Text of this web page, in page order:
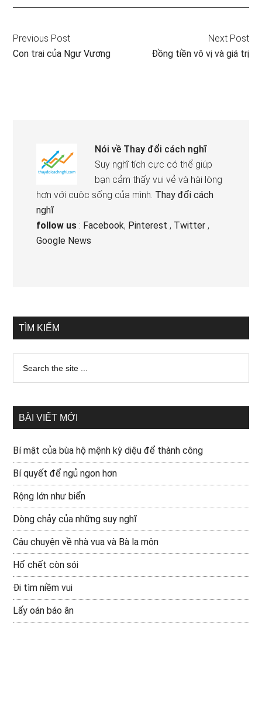
Previous Post
Con trai của Ngư Vương
Next Post
Đồng tiền vô vị và giá trị
Nói về Thay đổi cách nghĩ
Suy nghĩ tích cực có thể giúp
bạn cảm thấy vui vẻ và hài lòng
hơn với cuộc sống của mình. Thay đổi cách
nghĩ
follow us : Facebook, Pinterest , Twitter ,
Google News
TÌM KIẾM
BÀI VIẾT MỚI
Bí mật của bùa hộ mệnh kỳ diệu để thành công
Bí quyết để ngủ ngon hơn
Rộng lớn như biển
Dòng chảy của những suy nghĩ
Câu chuyện về nhà vua và Bà la môn
Hổ chết còn sói
Đi tìm niềm vui
Lấy oán báo ân